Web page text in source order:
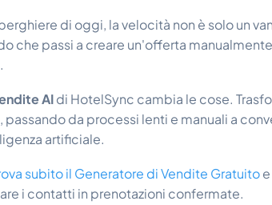
di oggi, la velocità non è solo un
che passi a creare un'offerta
AIdi HotelSync cambia le cose.
da processi lenti e manuali a
artificiale.
subito il Generatore di Vendite Gratuito
i contatti in prenotazioni confermate.